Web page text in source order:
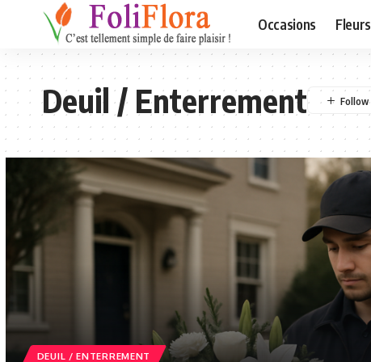
Occasions Fleurs
Deuil / Enterrement
DEUIL / ENTERREMENT